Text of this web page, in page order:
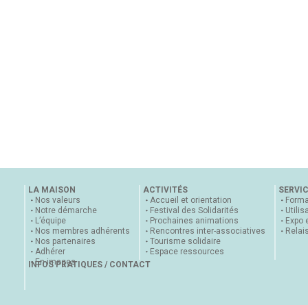
LA MAISON
Nos valeurs
Notre démarche
L’équipe
Nos membres adhérents
Nos partenaires
Adhérer
En images
ACTIVITÉS
Accueil et orientation
Festival des Solidarités
Prochaines animations
Rencontres inter-associatives
Tourisme solidaire
Espace ressources
Expo
INFOS PRATIQUES / CONTACT